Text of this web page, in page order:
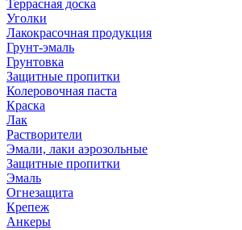
Террасная доска
Уголки
Лакокрасочная продукция
Грунт-эмаль
Грунтовка
Защитные пропитки
Колеровочная паста
Краска
Лак
Растворители
Эмали, лаки аэрозольные
Защитные пропитки
Эмаль
Огнезащита
Крепеж
Анкеры